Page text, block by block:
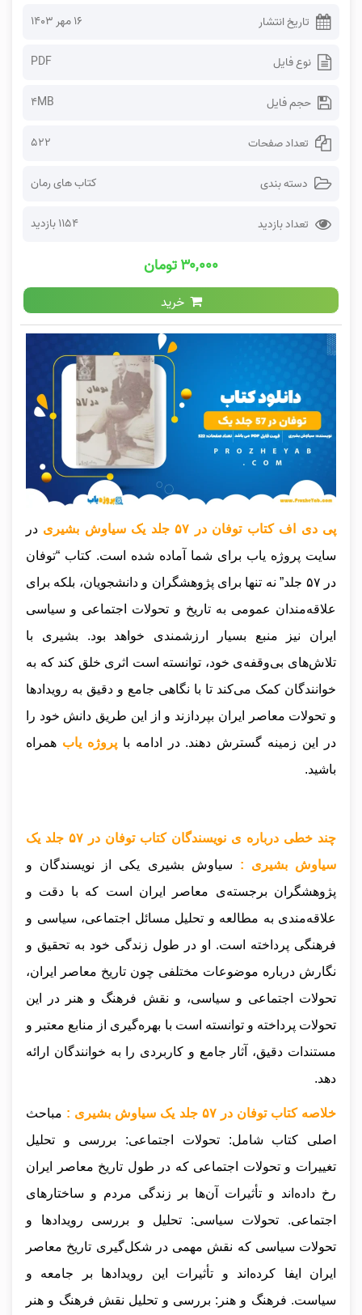
تاریخ انتشار ۱۶ مهر ۱۴۰۳
نوع فایل PDF
حجم فایل 4MB
تعداد صفحات 522
دسته بندی کتاب های رمان
تعداد بازدید 1154 بازدید
۳۰,۰۰۰ تومان
خرید
پی دی اف کتاب توفان در ۵۷ جلد یک سیاوش بشیری
در
سایت پروژه یاب برای شما آماده شده است. کتاب “توفان
در ۵۷ جلد” نه تنها برای پژوهشگران و دانشجویان، بلکه برای
علاقه‌مندان عمومی به تاریخ و تحولات اجتماعی و سیاسی
ایران نیز منبع بسیار ارزشمندی خواهد بود. بشیری با
تلاش‌های بی‌وقفه‌ی خود، توانسته است اثری خلق کند که به
خوانندگان کمک می‌کند تا با نگاهی جامع و دقیق به رویدادها
و تحولات معاصر ایران بپردازند و از این طریق دانش خود را
در این زمینه گسترش دهند. در ادامه با پروژه یاب همراه
باشید.
چند خطی درباره ی نویسندگان کتاب توفان در ۵۷ جلد یک
سیاوش بشیری : سیاوش بشیری یکی از نویسندگان و
پژوهشگران برجسته‌ی معاصر ایران است که با دقت و
علاقه‌مندی به مطالعه و تحلیل مسائل اجتماعی، سیاسی و
فرهنگی پرداخته است. او در طول زندگی خود به تحقیق و
نگارش درباره موضوعات مختلفی چون تاریخ معاصر ایران،
تحولات اجتماعی و سیاسی، و نقش فرهنگ و هنر در این
تحولات پرداخته و توانسته است با بهره‌گیری از منابع معتبر و
مستندات دقیق، آثار جامع و کاربردی را به خوانندگان ارائه
دهد.
خلاصه کتاب توفان در ۵۷ جلد یک سیاوش بشیری :
مباحث
اصلی کتاب شامل: تحولات اجتماعی: بررسی و تحلیل
تغییرات و تحولات اجتماعی که در طول تاریخ معاصر ایران
رخ داده‌اند و تأثیرات آن‌ها بر زندگی مردم و ساختارهای
اجتماعی. تحولات سیاسی: تحلیل و بررسی رویدادها و
تحولات سیاسی که نقش مهمی در شکل‌گیری تاریخ معاصر
ایران ایفا کرده‌اند و تأثیرات این رویدادها بر جامعه و
سیاست. فرهنگ و هنر: بررسی و تحلیل نقش فرهنگ و هنر